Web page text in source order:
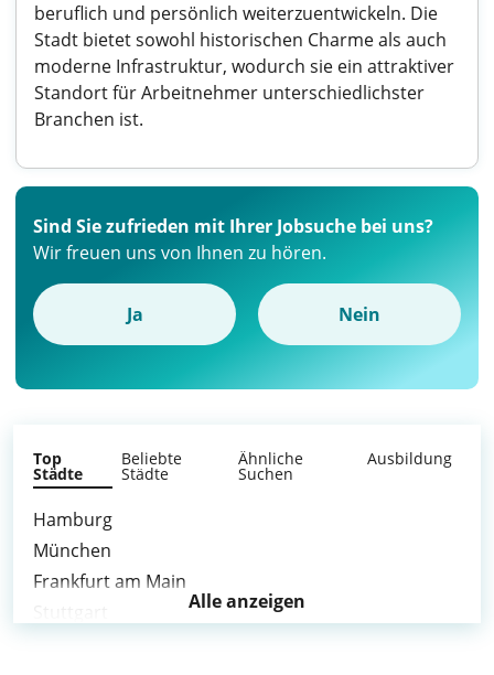
beruflich und persönlich weiterzuentwickeln. Die
Stadt bietet sowohl historischen Charme als auch
moderne Infrastruktur, wodurch sie ein attraktiver
Standort für Arbeitnehmer unterschiedlichster
Branchen ist.
Sind Sie zufrieden mit Ihrer Jobsuche bei uns?
Wir freuen uns von Ihnen zu hören.
Ja Nein
Top
Städte
Beliebte
Städte
Ähnliche
Suchen
Ausbildung
Hamburg
München
Frankfurt am Main
Alle anzeigen